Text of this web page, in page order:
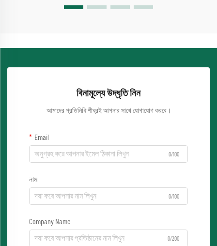
বিনামূল্যে উদ্ধৃতি নিন
আমাদের প্রতিনিধি শীঘ্রই আপনার সাথে যোগাযোগ করবে।
Email
0/100
নাম
0/100
Company Name
0/200